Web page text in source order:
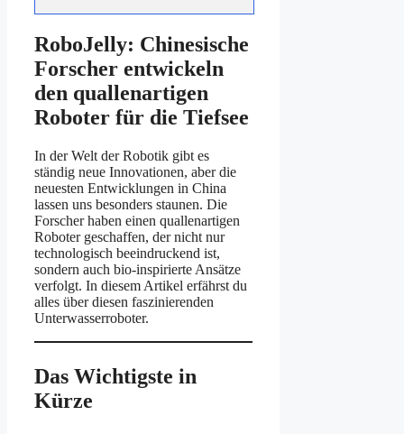
RoboJelly: Chinesische
Forscher entwickeln
den quallenartigen
Roboter für die Tiefsee
In der Welt der Robotik gibt es
ständig neue Innovationen, aber die
neuesten Entwicklungen in China
lassen uns besonders staunen. Die
Forscher haben einen quallenartigen
Roboter geschaffen, der nicht nur
technologisch beeindruckend ist,
sondern auch bio-inspirierte Ansätze
verfolgt. In diesem Artikel erfährst du
alles über diesen faszinierenden
Unterwasserroboter.
Das Wichtigste in
Kürze